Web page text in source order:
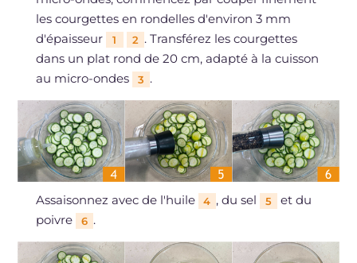
les courgettes en rondelles d'environ 3 mm
d'épaisseur
1 2 . Transférez les courgettes
dans un plat rond de 20 cm, adapté à la cuisson
au micro-ondes
3 .
Assaisonnez avec de l'huile 4 , du sel 5
et du
poivre
6 .